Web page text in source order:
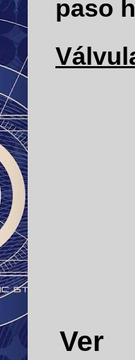
paso
Ver